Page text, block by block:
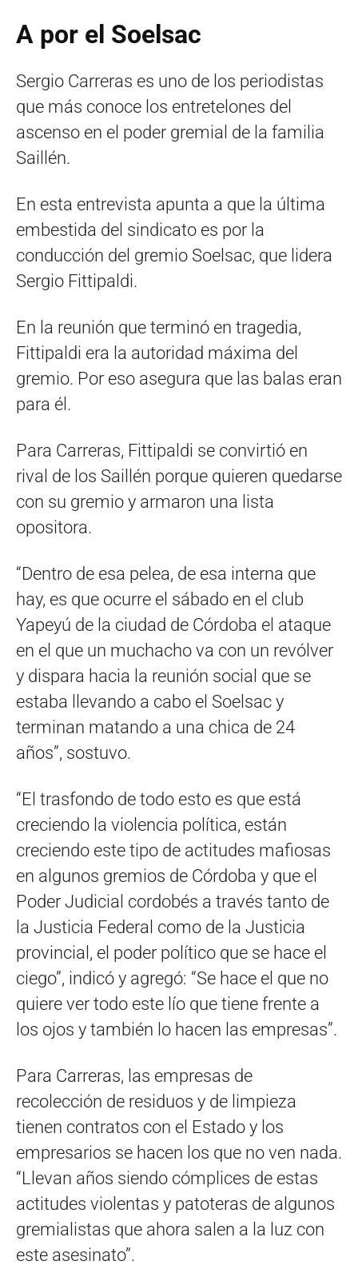
A por el Soelsac
Sergio Carreras es uno de los periodistas
que más conoce los entretelones del
ascenso en el poder gremial de la familia
Saillén.
En esta entrevista apunta a que la última
embestida del sindicato es por la
conducción del gremio Soelsac, que lidera
Sergio Fittipaldi.
En la reunión que terminó en tragedia,
Fittipaldi era la autoridad máxima del
gremio. Por eso asegura que las balas eran
para él.
Para Carreras, Fittipaldi se convirtió en
rival de los Saillén porque quieren quedarse
con su gremio y armaron una lista
opositora.
“Dentro de esa pelea, de esa interna que
hay, es que ocurre el sábado en el club
Yapeyú de la ciudad de Córdoba el ataque
en el que un muchacho va con un revólver
y dispara hacia la reunión social que se
estaba llevando a cabo el Soelsac y
terminan matando a una chica de 24
años”, sostuvo.
“El trasfondo de todo esto es que está
creciendo la violencia política, están
creciendo este tipo de actitudes mafiosas
en algunos gremios de Córdoba y que el
Poder Judicial cordobés a través tanto de
la Justicia Federal como de la Justicia
provincial, el poder político que se hace el
ciego”, indicó y agregó: “Se hace el que no
quiere ver todo este lío que tiene frente a
los ojos y también lo hacen las empresas”.
Para Carreras, las empresas de
recolección de residuos y de limpieza
tienen contratos con el Estado y los
empresarios se hacen los que no ven nada.
“Llevan años siendo cómplices de estas
actitudes violentas y patoteras de algunos
gremialistas que ahora salen a la luz con
este asesinato”.